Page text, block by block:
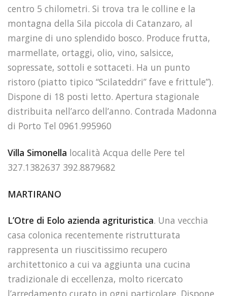
centro 5 chilometri. Si trova tra le colline e la
montagna della Sila piccola di Catanzaro, al
margine di uno splendido bosco. Produce frutta,
marmellate, ortaggi, olio, vino, salsicce,
sopressate, sottoli e sottaceti. Ha un punto
ristoro (piatto tipico “Scilateddri” fave e frittule”).
Dispone di 18 posti letto. Apertura stagionale
distribuita nell’arco dell’anno. Contrada Madonna
di Porto Tel 0961.995960
Villa Simonella località Acqua delle Pere tel
327.1382637 392.8879682
MARTIRANO
L’Otre di Eolo azienda agrituristica. Una vecchia
casa colonica recentemente ristrutturata
rappresenta un riuscitissimo recupero
architettonico a cui va aggiunta una cucina
tradizionale di eccellenza, molto ricercato